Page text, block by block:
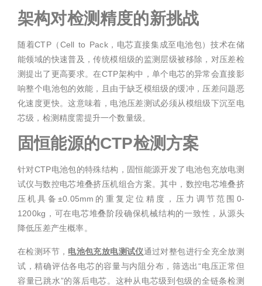
架构对检测精度的新挑战
随着CTP（Cell to Pack，电芯直接集成至电池包）技术在储
能领域的快速普及，传统模组级的监测层级被移除，对压差检
测提出了更高要求。在CTP架构中，单个电芯的异常会直接影
响整个电池包的效能，且由于缺乏模组级的缓冲，压差问题恶
化速度更快。这意味着，电池压差测试必须从模组级下沉至电
芯级，检测精度需提升一个数量级。
固恒能源的CTP检测方案
针对CTP电池包的特殊结构，固恒能源开发了电池包充放电测
试仪与数控电芯堆叠挤压机组合方案。其中，数控电芯堆叠挤
压机具备±0.05mm的重复定位精度，压力调节范围0-
1200kg，可在电芯堆叠阶段确保机械结构的一致性，从源头
降低压差产生概率。
在检测环节， 电池包充放电测试仪通过对整包进行全充全放测
试，精确评估各电芯的容量与内阻分布，筛选出“电压正常但
容量已跳水”的落后电芯。这种从电芯级到包级的全链条检测